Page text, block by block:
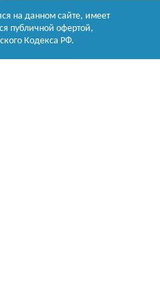
на данном сайте, имеет
публичной офертой,
Кодекса РФ.